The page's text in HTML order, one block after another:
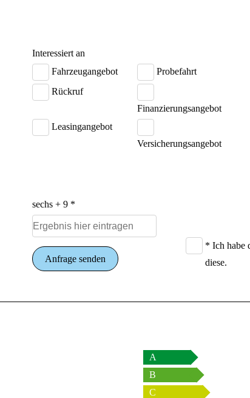
Interessiert an
Fahrzeugangebot
Probefahrt
Rückruf
Finanzierungsangebot
Leasingangebot
Versicherungsangebot
sechs + 9 *
Anfrage senden
* Ich habe
diese.
A
B
C